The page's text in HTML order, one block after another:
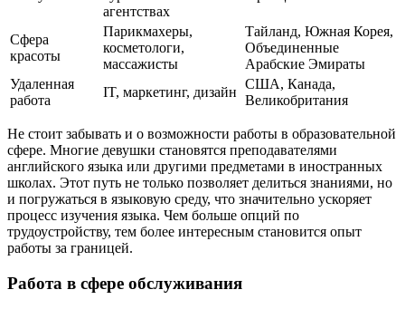
агентствах
Сфера
красоты
Парикмахеры,
косметологи,
массажисты
Тайланд, Южная Корея,
Объединенные
Арабские Эмираты
Удаленная
работа
IT, маркетинг, дизайн
США, Канада,
Великобритания
Не стоит забывать и о возможности работы в образовательной
сфере. Многие девушки становятся преподавателями
английского языка или другими предметами в иностранных
школах. Этот путь не только позволяет делиться знаниями, но
и погружаться в языковую среду, что значительно ускоряет
процесс изучения языка. Чем больше опций по
трудоустройству, тем более интересным становится опыт
работы за границей.
Работа в сфере обслуживания